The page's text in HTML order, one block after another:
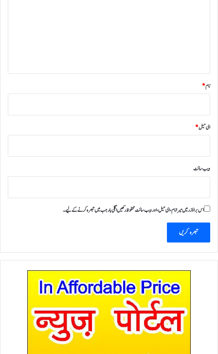
نام*
ای میل*
ویب‌ سائٹ
اس براؤزر میں میرا نام، ای میل، اور ویب سائٹ محفوظ رکھیں اگلی بار جب میں تبصرہ کرنے کےلیے۔